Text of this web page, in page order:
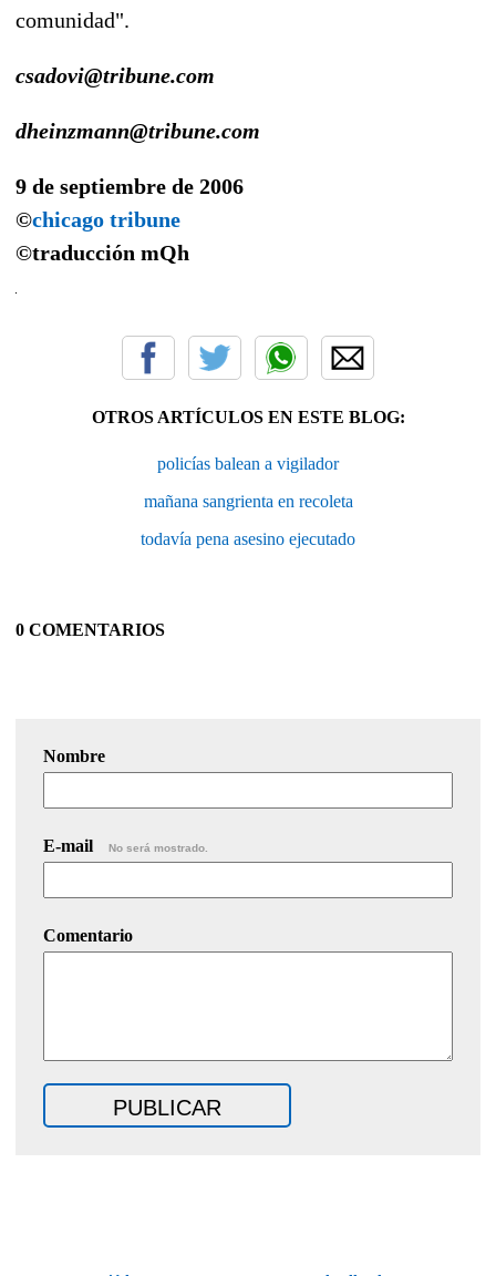
comunidad".
csadovi@tribune.com
dheinzmann@tribune.com
9 de septiembre de 2006
©chicago tribune
©traducción mQh
OTROS ARTÍCULOS EN ESTE BLOG:
policías balean a vigilador
mañana sangrienta en recoleta
todavía pena asesino ejecutado
0 COMENTARIOS
Nombre
E-mail No será mostrado.
Comentario